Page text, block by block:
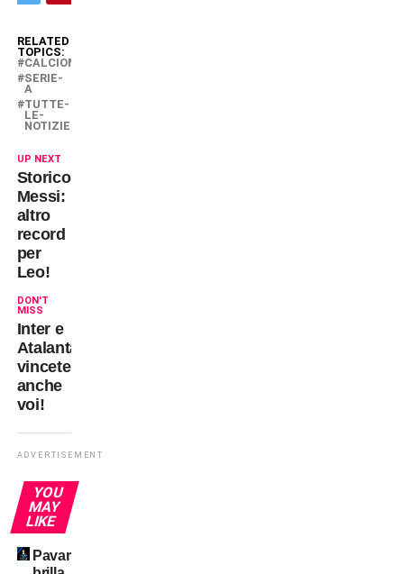
RELATED
TOPICS:
CALCIOMERCATO
SERIE-
A
TUTTE-
LE-
NOTIZIE
UP NEXT
Storico
Messi:
altro
record
per
Leo!
DON'T
MISS
Inter e
Atalanta,
vincete
anche
voi!
ADVERTISEMENT
YOU
MAY
LIKE
Pavard